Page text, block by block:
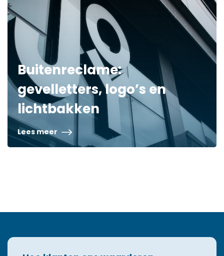
Buitenreclame:
gevelletters, logo’s en
lichtbakken
Lees meer